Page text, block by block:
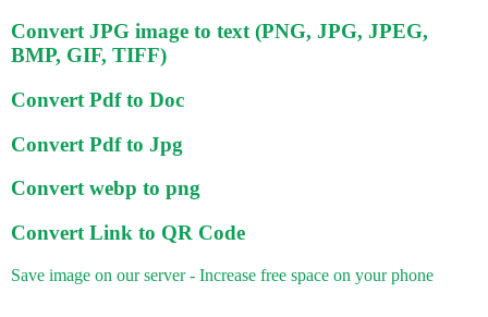
Convert JPG image to text (PNG, JPG, JPEG,
BMP, GIF, TIFF)
Convert Pdf to Doc
Convert Pdf to Jpg
Convert webp to png
Convert Link to QR Code
Save image on our server - Increase free space on your phone